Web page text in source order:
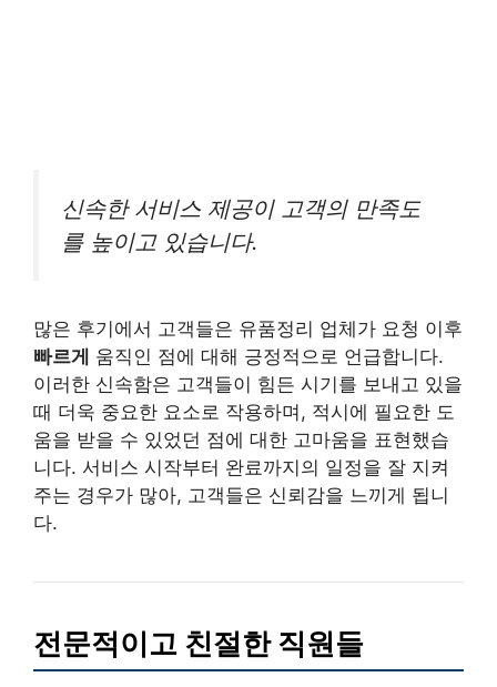
신속한 서비스 제공이 고객의 만족도
를 높이고 있습니다.
많은 후기에서 고객들은 유품정리 업체가 요청 이후
빠르게 움직인 점에 대해 긍정적으로 언급합니다.
이러한 신속함은 고객들이 힘든 시기를 보내고 있을
때 더욱 중요한 요소로 작용하며, 적시에 필요한 도
움을 받을 수 있었던 점에 대한 고마움을 표현했습
니다. 서비스 시작부터 완료까지의 일정을 잘 지켜
주는 경우가 많아, 고객들은 신뢰감을 느끼게 됩니
다.
전문적이고 친절한 직원들